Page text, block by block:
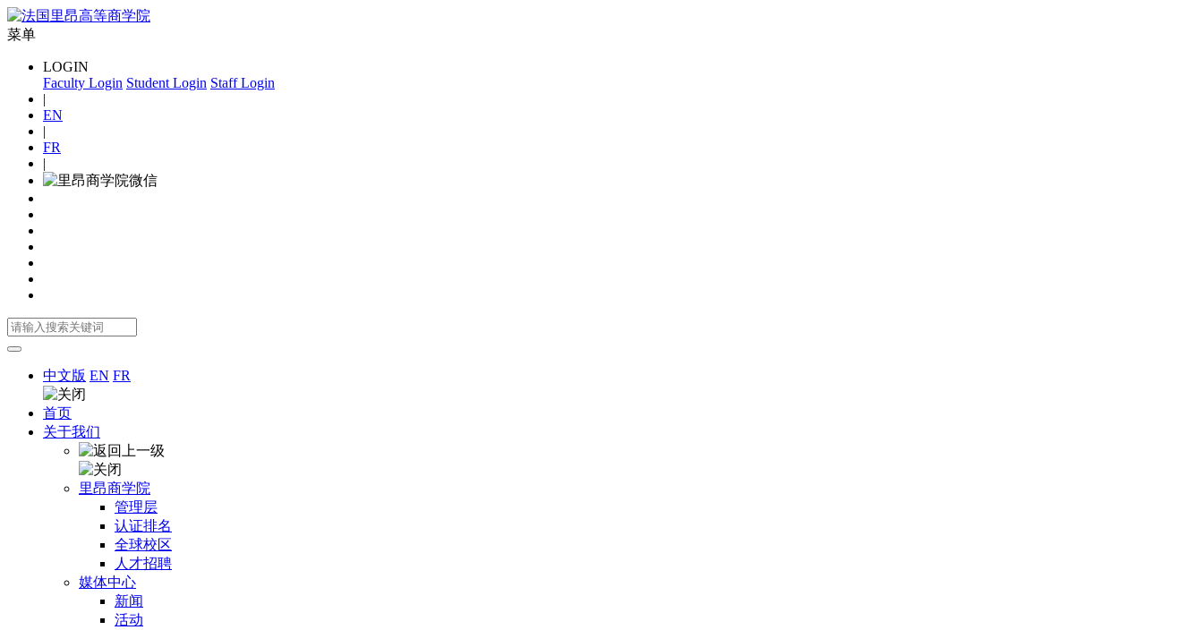
菜单
LOGIN
Faculty Login Student Login Staff Login
|
EN
|
FR
|
中文版 EN FR
首页
关于我们
里昂商学院
管理层
认证排名
全球校区
人才招聘
媒体中心
新闻
活动